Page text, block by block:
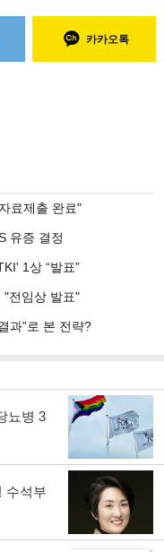
카카오톡
료제출 완료"
유증 결정
1상 “발표”
"전임상 발표"
과”로 본 전략?
뇨병 3
수석부